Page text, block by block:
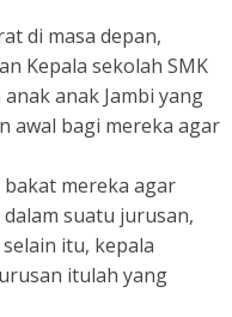
di masa depan,
Kepala sekolah SMK
anak Jambi yang
awal bagi mereka agar
mereka agar
suatu jurusan,
itu, kepala
itulah yang